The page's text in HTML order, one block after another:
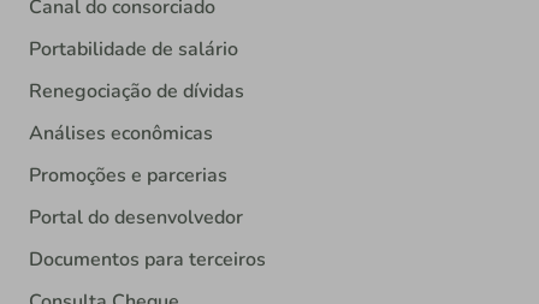
Canal do consorciado
Portabilidade de salário
Renegociação de dívidas
Análises econômicas
Promoções e parcerias
Portal do desenvolvedor
Documentos para terceiros